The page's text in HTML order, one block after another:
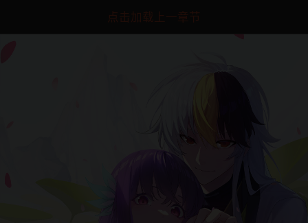
点击加载上一章节